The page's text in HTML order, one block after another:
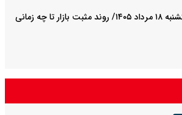
پیش‌بینی بورس فردا یکشنبه ۱۸ مرداد ۱۴۰۵/ روند مثبت بازار تا چه زمانی